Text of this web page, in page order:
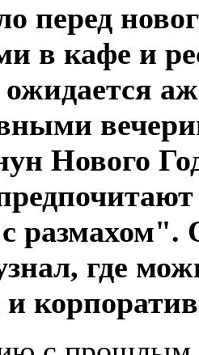
перед
в кафе и
Нового
размахом".
где